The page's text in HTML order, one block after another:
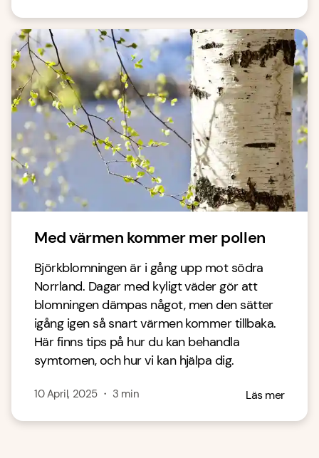
Med värmen kommer mer pollen
Björkblomningen är i gång upp mot södra
Norrland. Dagar med kyligt väder gör att
blomningen dämpas något, men den sätter
igång igen så snart värmen kommer tillbaka.
Här finns tips på hur du kan behandla
symtomen, och hur vi kan hjälpa dig.
10 April, 2025・ 3 min Läs mer